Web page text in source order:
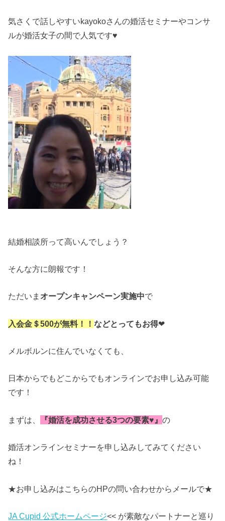
気さくで話しやすいkayokoさんの婚活セミナーやコンサ
ルが婚活女子の間で人気です♥
結婚相談所って高いんでしょう？
そんな方に朗報です！
ただいま オープンキャンペーン実施中で
入会金＄500が無料！！などとってもお得❤︎
メルボルンに住んでいなくても、
日本からでもどこからでもオンラインでお申し込み可能
です！
まずは、 『婚活を成功させる3つの要素♥ 』の
婚活オンラインセミナーを申し込みしてみてください
ね！
★お申し込みはこちらのHPの問い合わせからメールで★
JA Cupid公式ホームページ<< が素敵なパートナーと巡り